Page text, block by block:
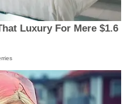
Luxury For Mere $1.6